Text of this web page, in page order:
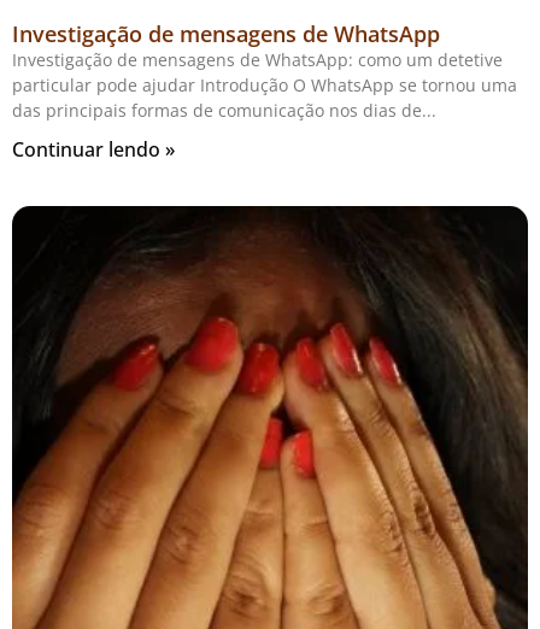
Investigação de mensagens de WhatsApp
Investigação de mensagens de WhatsApp: como um detetive
particular pode ajudar Introdução O WhatsApp se tornou uma
das principais formas de comunicação nos dias de
Continuar lendo »